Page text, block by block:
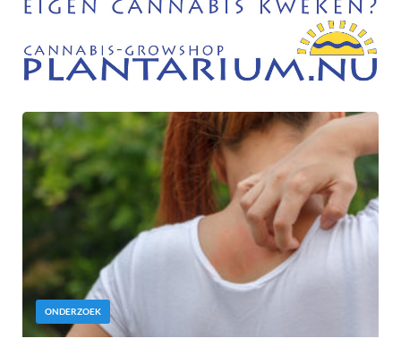
ONDERZOEK